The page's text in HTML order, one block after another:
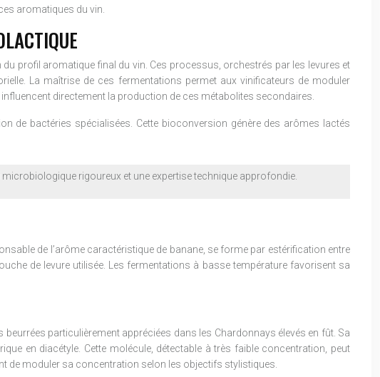
aromatiques du vin.
profil aromatique final du vin. Ces processus, orchestrés par les levures et
La maîtrise de ces fermentations permet aux vinificateurs de moduler
directement la production de ces métabolites secondaires.
de bactéries spécialisées. Cette bioconversion génère des arômes lactés
rigoureux et une expertise technique approfondie.
de l’arôme caractéristique de banane, se forme par estérification entre
de levure utilisée. Les fermentations à basse température favorisent sa
particulièrement appréciées dans les Chardonnays élevés en fût. Sa
en diacétyle. Cette molécule, détectable à très faible concentration, peut
de moduler sa concentration selon les objectifs stylistiques.